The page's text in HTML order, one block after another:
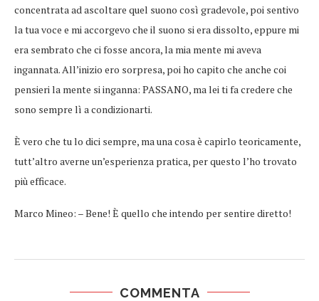
concentrata ad ascoltare quel suono così gradevole, poi sentivo
la tua voce e mi accorgevo che il suono si era dissolto, eppure mi
era sembrato che ci fosse ancora, la mia mente mi aveva
ingannata. All’inizio ero sorpresa, poi ho capito che anche coi
pensieri la mente si inganna: PASSANO, ma lei ti fa credere che
sono sempre lì a condizionarti.
È vero che tu lo dici sempre, ma una cosa è capirlo teoricamente,
tutt’altro averne un’esperienza pratica, per questo l’ho trovato
più efficace.
Marco Mineo: – Bene! È quello che intendo per sentire diretto!
COMMENTA